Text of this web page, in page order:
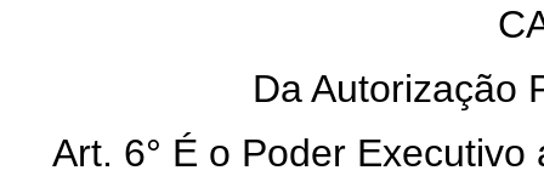
Da Autorização
Art. 6° É o Poder Executivo